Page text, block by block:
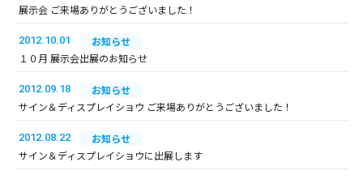
展示会 ご来場ありがとうございました！
2012.10.01
お知らせ
１０月 展示会出展のお知らせ
2012.09.18
お知らせ
サイン＆ディスプレイショウ ご来場ありがとうございました！
2012.08.22
お知らせ
サイン＆ディスプレイショウに出展します